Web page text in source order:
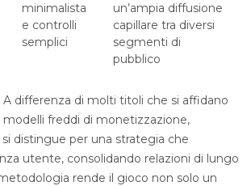
minimalista
e controlli
semplici
un’ampia diffusione
capillare tra diversi
segmenti di
pubblico
A differenza di molti titoli che si affidano
freddi di monetizzazione,
si distingue per una strategia che
utente, consolidando relazioni di lungo
rende il gioco non solo un